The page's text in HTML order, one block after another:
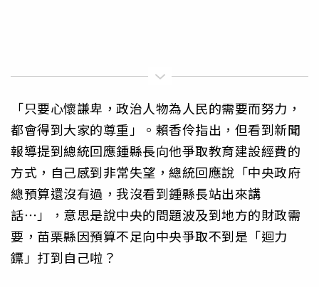
「只要心懷謙卑，政治人物為人民的需要而努力，
都會得到大家的尊重」。賴香伶指出，但看到新聞
報導提到總統回應鍾縣長向他爭取教育建設經費的
方式，自己感到非常失望，總統回應說「中央政府
總預算還沒有過，我沒看到鍾縣長站出來講
話⋯」，意思是說中央的問題波及到地方的財政需
要，苗栗縣因預算不足向中央爭取不到是「迴力
鏢」打到自己啦？